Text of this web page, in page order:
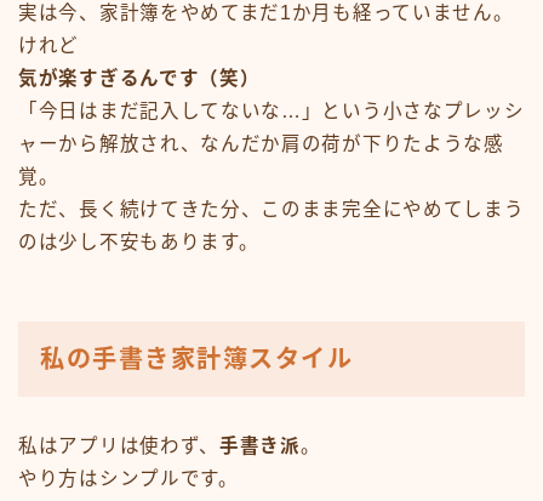
実は今、家計簿をやめてまだ1か月も経っていません。
けれど
気が楽すぎるんです（笑）
「今日はまだ記入してないな…」という小さなプレッシ
ャーから解放され、なんだか肩の荷が下りたような感
覚。
ただ、長く続けてきた分、このまま完全にやめてしまう
のは少し不安もあります。
私の手書き家計簿スタイル
私はアプリは使わず、 手書き派。
やり方はシンプルです。